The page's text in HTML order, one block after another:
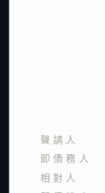
聲請人
即債務人
相對人